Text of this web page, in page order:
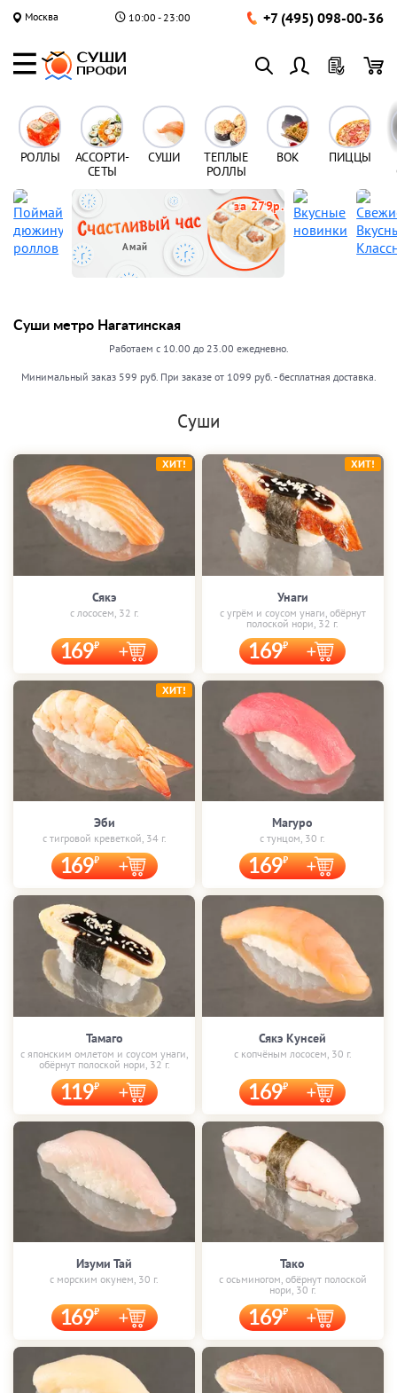
Москва 10:00 - 23:00 +7 (495) 098-00-36
РОЛЛЫ
АССОРТИ-
СЕТЫ
СУШИ
ТЕПЛЫЕ
РОЛЛЫ
ВОК ПИЦЦЫ
Амай
за 279р.
Суши метро Нагатинская
Работаем с 10.00 до 23.00 ежедневно.
Минимальный заказ 599 руб. При заказе от 1099 руб. - бесплатная доставка.
Суши
Сякэ
с лососем, 32 г.
169
ХИТ!
Унаги
с угрём и соусом унаги, обёрнут
полоской нори, 32 г.
169
ХИТ!
Эби
с тигровой креветкой, 34 г.
169
ХИТ!
Магуро
с тунцом, 30 г.
169
Тамаго
с японским омлетом и соусом унаги,
обёрнут полоской нори, 32 г.
119
Сякэ Кунсей
с копчёным лососем, 30 г.
169
Изуми Тай
с морским окунем, 30 г.
169
Тако
с осьминогом, обёрнут полоской
нори, 30 г.
169